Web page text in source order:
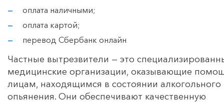
оплата наличными;
оплата картой;
перевод Сбербанк онлайн
Частные вытрезвители — это
медицинские организации, оказывающие
лицам, находящимся в состоянии алкогольного
опьянения. Они обеспечивают качественную